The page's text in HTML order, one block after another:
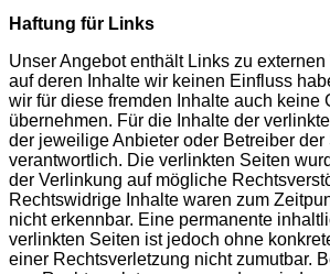
Haftung für Links
Unser Angebot enthält Links zu
auf deren Inhalte wir keinen Einfluss
wir für diese fremden Inhalte auch keine
übernehmen. Für die Inhalte der
der jeweilige Anbieter oder Betreiber der
verantwortlich. Die verlinkten Seiten
der Verlinkung auf mögliche
Rechtswidrige Inhalte waren zum
nicht erkennbar. Eine permanente
verlinkten Seiten ist jedoch ohne
einer Rechtsverletzung nicht zumutbar.